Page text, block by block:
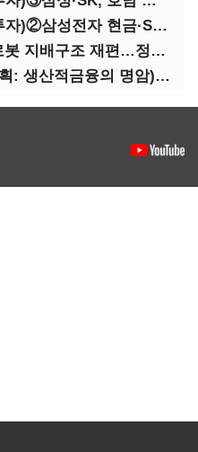
[IB토마토](반도체 메가투자)②삼성전자 현금·SDI 차입…엇갈린 2655조 투자체력
[IB토마토]현대차그룹, 로봇 지배구조 재편…정의선 1245억 추가 투입 유력
[IB토마토](창간7주년 기획: 생산적금융의 명암)③선택받은 산업, 커진 자금격차